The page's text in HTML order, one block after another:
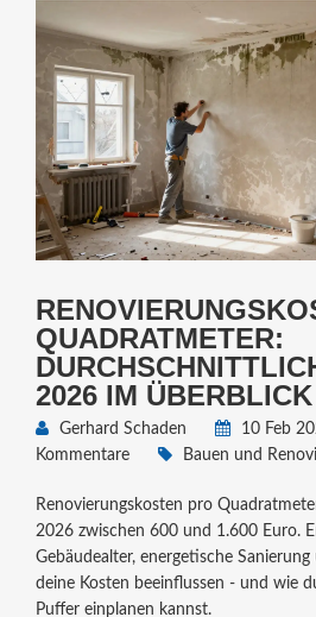
QUADRATMETER:
2026 IM ÜBERBLICK
Gerhard Schaden 10 Feb
Kommentare
Bauen und
Renovierungskosten pro
2026 zwischen 600 und 1.600 Euro.
Gebäudealter, energetische
deine Kosten beeinflussen - und wie
Puffer einplanen kannst.